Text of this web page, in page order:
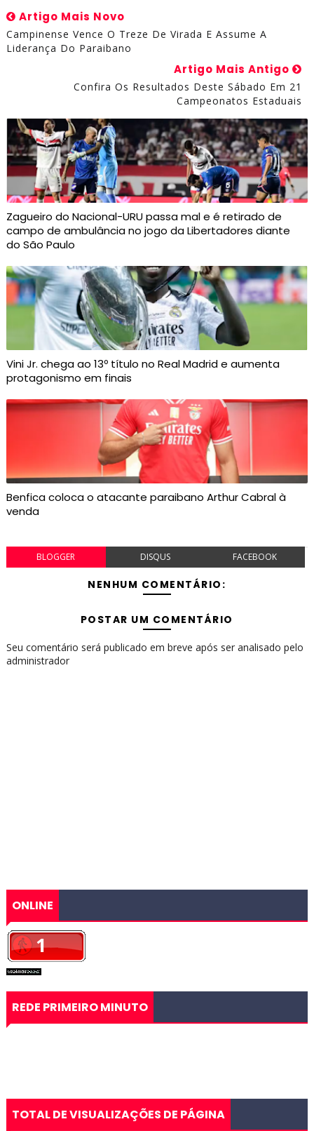
Artigo Mais Novo
Campinense Vence O Treze De Virada E Assume A
Liderança Do Paraibano
Artigo Mais Antigo
Confira Os Resultados Deste Sábado Em 21
Campeonatos Estaduais
Zagueiro do Nacional-URU passa mal e é retirado de
campo de ambulância no jogo da Libertadores diante
do São Paulo
Vini Jr. chega ao 13º título no Real Madrid e aumenta
protagonismo em finais
Benfica coloca o atacante paraibano Arthur Cabral à
venda
BLOGGER DISQUS FACEBOOK
NENHUM COMENTÁRIO:
POSTAR UM COMENTÁRIO
Seu comentário será publicado em breve após ser analisado pelo
administrador
ONLINE
REDE PRIMEIRO MINUTO
TOTAL DE VISUALIZAÇÕES DE PÁGINA